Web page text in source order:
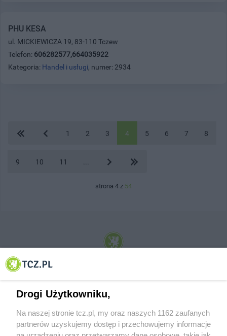
PHU KESA
ul. MICKIEWICZA 19, 83-110 Tczew
Telefon: 606282577,664035922
Kategoria: Handel i usługi, numer: 2934
1 2 3 4 5 6 7 8
9 10 11
strona 4 z 54
© 2001-2026 Tczew - TCZ.PL Sp. z o.o. Internetowy Serwis Informacyjny Miasta
Drogi Użytkowniku,
Na naszej stronie tcz.pl, my oraz naszych 1162 zaufanych
partnerów uzyskujemy dostęp i przechowujemy informacje